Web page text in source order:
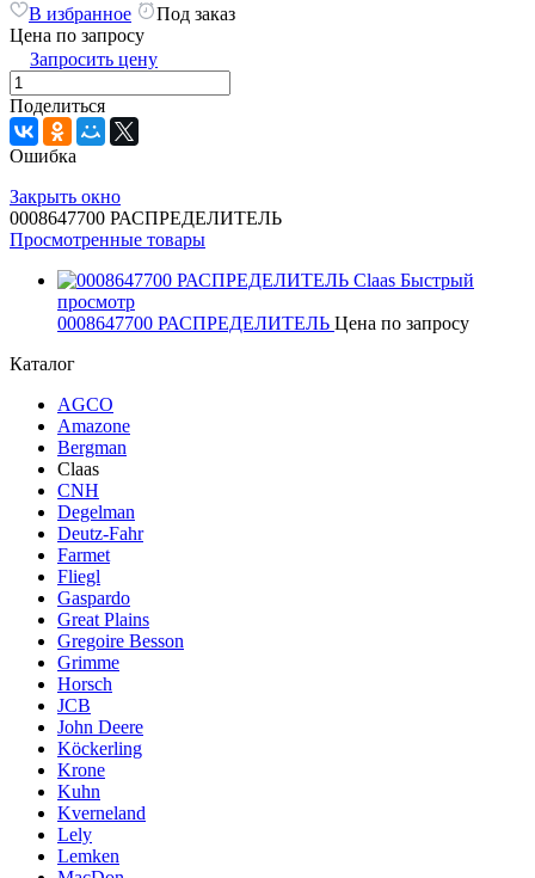
В избранное
Под заказ
Цена по запросу
Запросить цену
Поделиться
Ошибка
Закрыть окно
0008647700 РАСПРЕДЕЛИТЕЛЬ
Просмотренные товары
Быстрый
просмотр
0008647700 РАСПРЕДЕЛИТЕЛЬ Цена по запросу
Каталог
AGCO
Amazone
Bergman
Claas
CNH
Degelman
Deutz-Fahr
Farmet
Fliegl
Gaspardo
Great Plains
Gregoire Besson
Grimme
Horsch
JCB
John Deere
Köckerling
Krone
Kuhn
Kverneland
Lely
Lemken